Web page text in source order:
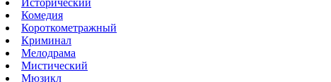
Исторический
Комедия
Короткометражный
Криминал
Мелодрама
Мистический
Мюзикл